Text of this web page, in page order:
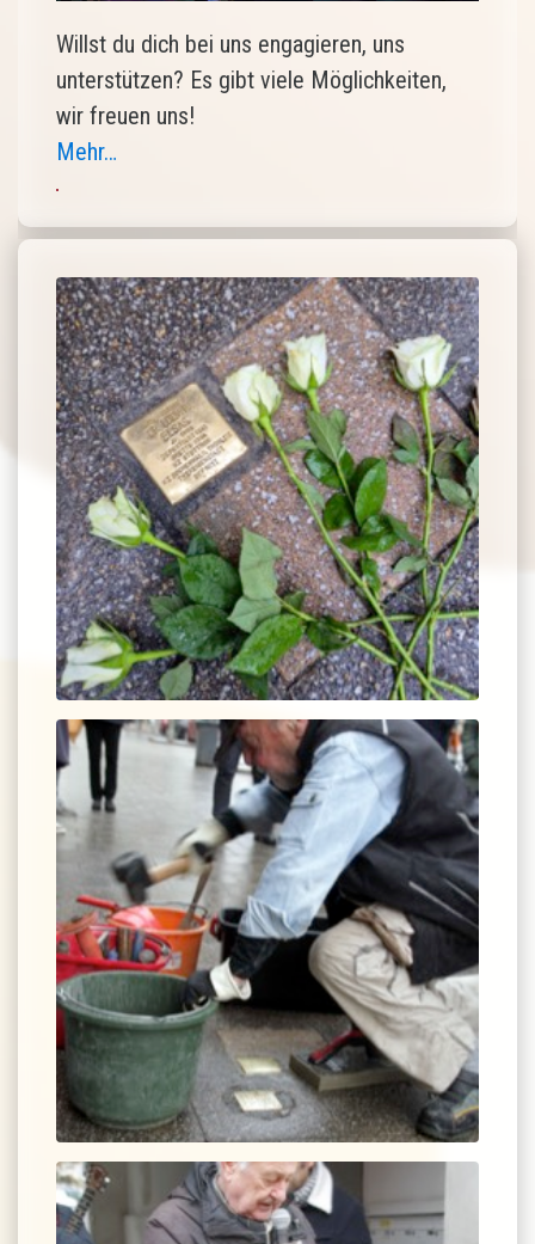
Willst du dich bei uns engagieren, uns
unterstützen? Es gibt viele Möglichkeiten,
wir freuen uns!
Mehr…